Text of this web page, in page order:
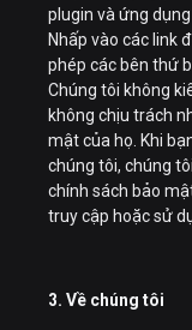
plugin và ứng
Nhấp vào các link
phép các bên thứ
Chúng tôi không
không chịu trách
mật của họ. Khi
chúng tôi, chúng
chính sách bảo
truy cập hoặc sử
3. Về chúng tôi